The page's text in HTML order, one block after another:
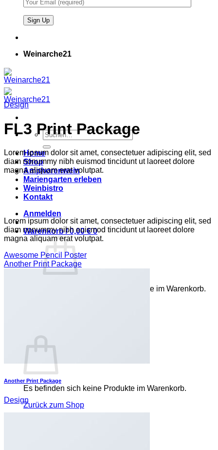
Weinarche21
Suchen
nach:
Home
Shop
Amphorenwein
Mariengarten erleben
Weinbistro
Kontakt
Anmelden
Warenkorb /0,00€ 0
Es befinden sich keine Produkte im Warenkorb.
Es befinden sich keine Produkte im Warenkorb.
Zurück zum Shop
Design
FL3 Print Package
Lorem ipsum dolor sit amet, consectetuer adipiscing elit, sed
diam nonummy nibh euismod tincidunt ut laoreet dolore
magna aliquam erat volutpat.
Lorem ipsum dolor sit amet, consectetuer adipiscing elit, sed
diam nonummy nibh euismod tincidunt ut laoreet dolore
magna aliquam erat volutpat.
Awesome Pencil Poster
Another Print Package
Another Print Package
Design